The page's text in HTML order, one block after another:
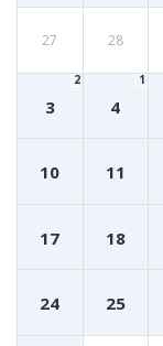
27 28
3
2
4
1
10 11
17 18
24 25